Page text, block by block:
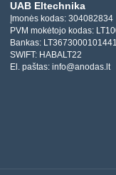
UAB Eltechnika
Įmonės kodas: 304082834
PVM mokėtojo kodas:
Bankas:
SWIFT: HABALT22
El. paštas: info@anodas.lt